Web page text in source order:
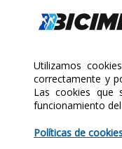
$135.00
Políticas de privacidad
Políticas de devolución
Copyright 2025
Agosto 9, 2026
Utilizamos
correctamente y
Las cookies que
funcionamiento
Políticas de